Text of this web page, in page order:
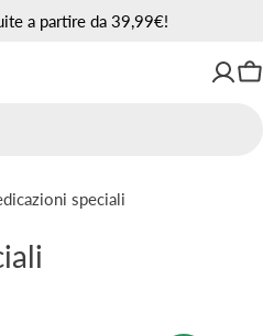
a partire da 39,99€!
speciali